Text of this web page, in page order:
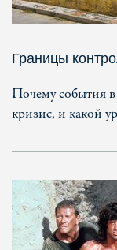
Границы
Почему события
кризис, и какой